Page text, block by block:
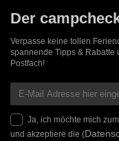
Der
Verpasse keine tollen
spannende Tipps & Rabatte
Postfach!
Ja, ich möchte mich
und akzeptiere die (